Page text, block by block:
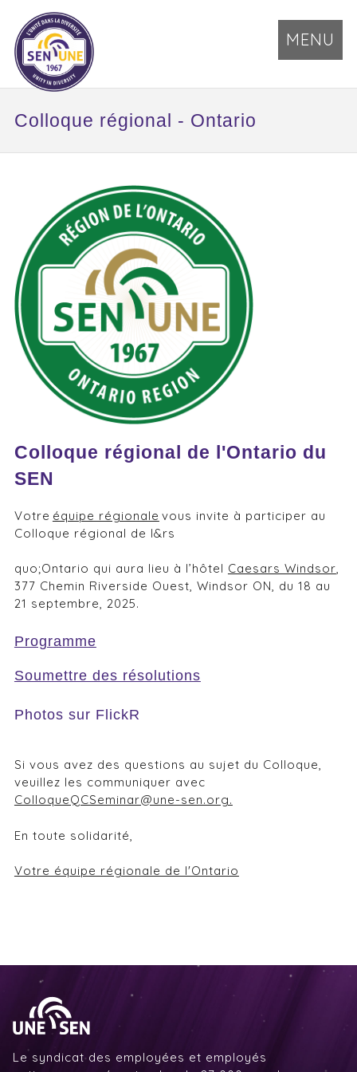
MENU
Colloque régional - Ontario
Colloque régional de l'Ontario du
SEN
Votre équipe régionale vous invite à participer au
Colloque régional de l&rs
quo;Ontario qui aura lieu à l’hôtel Caesars Windsor,
377 Chemin Riverside Ouest, Windsor ON, du 18 au
21 septembre, 2025.
Programme
Soumettre des résolutions
Photos sur FlickR
Si vous avez des questions au sujet du Colloque,
veuillez les communiquer avec
ColloqueQCSeminar@une-sen.org.
En toute solidarité,
Votre équipe régionale de l'Ontario
Le syndicat des employées et employés